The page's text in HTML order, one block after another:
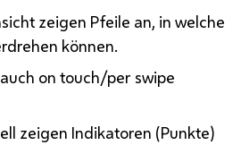
zeigen Pfeile an, in welche
können.
on touch/per swipe
zeigen Indikatoren (Punkte)